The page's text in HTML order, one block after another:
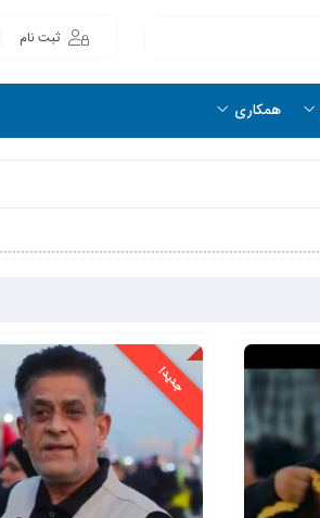
ثبت نام
همکاری